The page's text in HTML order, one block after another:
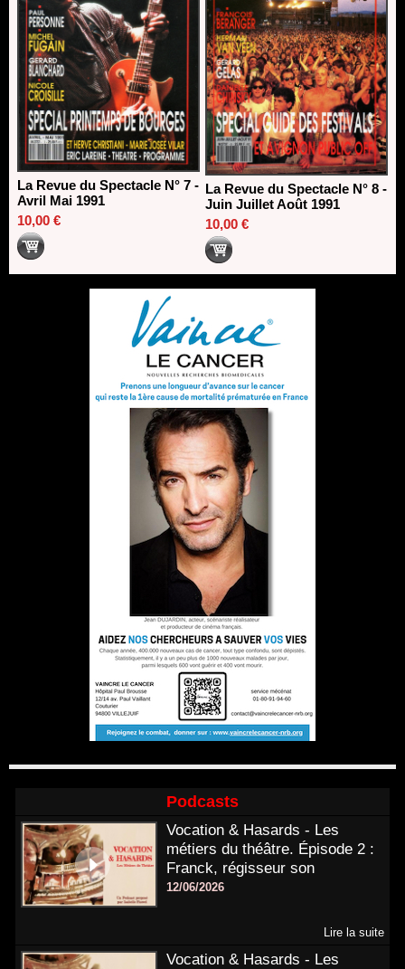
La Revue du Spectacle N° 7 -
Avril Mai 1991
10,00 €
La Revue du Spectacle N° 8 -
Juin Juillet Août 1991
10,00 €
Podcasts
Vocation & Hasards - Les
métiers du théâtre. Épisode 2 :
Franck, régisseur son
12/06/2026
Lire la suite
Vocation & Hasards - Les